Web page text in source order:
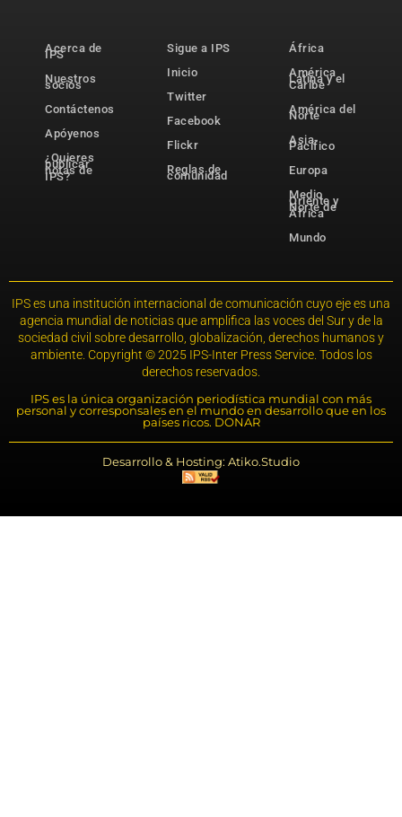
Acerca de
IPS
Nuestros
socios
Contáctenos
Apóyenos
¿Quieres
publicar
notas de
IPS?
Sigue a IPS
Inicio
Twitter
Facebook
Flickr
Reglas de
comunidad
África
América
Latina y el
Caribe
América del
Norte
Asia-
Pacífico
Europa
Medio
Oriente y
Norte de
África
Mundo
IPS es una institución internacional de comunicación cuyo eje es una
agencia mundial de noticias que amplifica las voces del Sur y de la
sociedad civil sobre desarrollo, globalización, derechos humanos y
ambiente. Copyright © 2025 IPS-Inter Press Service. Todos los
derechos reservados.
IPS es la única organización periodística mundial con más
personal y corresponsales en el mundo en desarrollo que en los
países ricos. DONAR
Desarrollo & Hosting: Atiko.Studio